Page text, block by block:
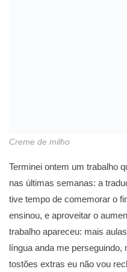
Creme de milho
Terminei ontem um trabalho
nas últimas semanas: a
tive tempo de comemorar o
ensinou, e aproveitar o
trabalho apareceu: mais
língua anda me
tostões extras eu não vou